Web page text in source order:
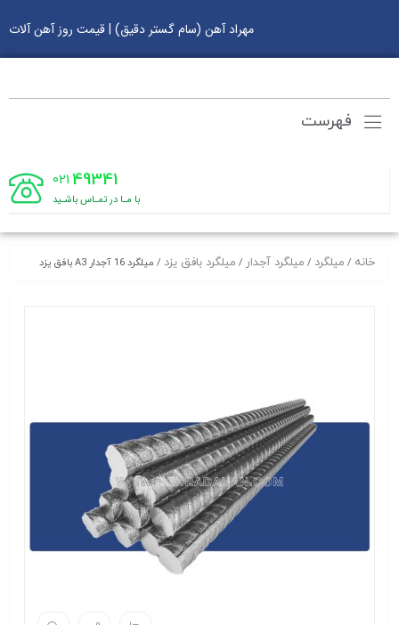
مهراد آهن (سام گستر دقیق) | قیمت روز آهن آلات
فهرست
49341
021
با مـا در تمـاس باشـید
خانه / میلگرد / میلگرد آجدار / میلگرد بافق یزد / میلگرد 16 آجدار A3 بافق یزد